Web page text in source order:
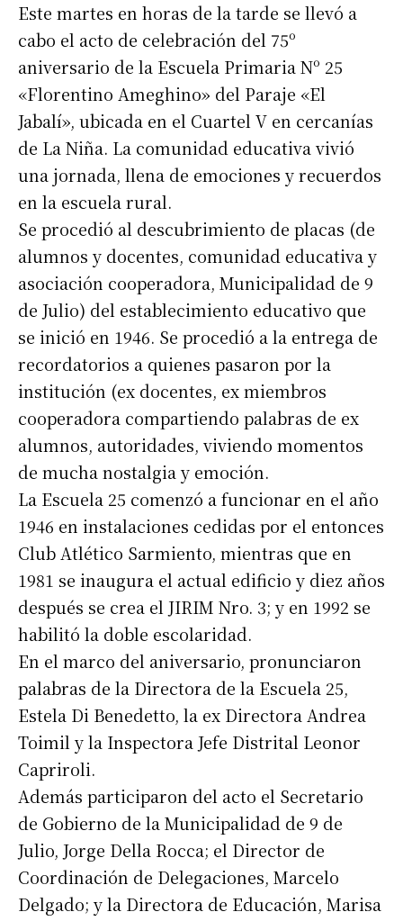
Este martes en horas de la tarde se llevó a
cabo el acto de celebración del 75º
aniversario de la Escuela Primaria Nº 25
«Florentino Ameghino» del Paraje «El
Jabalí», ubicada en el Cuartel V en cercanías
de La Niña. La comunidad educativa vivió
una jornada, llena de emociones y recuerdos
en la escuela rural.
Se procedió al descubrimiento de placas (de
alumnos y docentes, comunidad educativa y
asociación cooperadora, Municipalidad de 9
de Julio) del establecimiento educativo que
se inició en 1946. Se procedió a la entrega de
recordatorios a quienes pasaron por la
institución (ex docentes, ex miembros
cooperadora compartiendo palabras de ex
alumnos, autoridades, viviendo momentos
de mucha nostalgia y emoción.
La Escuela 25 comenzó a funcionar en el año
1946 en instalaciones cedidas por el entonces
Club Atlético Sarmiento, mientras que en
1981 se inaugura el actual edificio y diez años
después se crea el JIRIM Nro. 3; y en 1992 se
habilitó la doble escolaridad.
En el marco del aniversario, pronunciaron
palabras de la Directora de la Escuela 25,
Estela Di Benedetto, la ex Directora Andrea
Toimil y la Inspectora Jefe Distrital Leonor
Capriroli.
Además participaron del acto el Secretario
de Gobierno de la Municipalidad de 9 de
Julio, Jorge Della Rocca; el Director de
Coordinación de Delegaciones, Marcelo
Delgado; y la Directora de Educación, Marisa